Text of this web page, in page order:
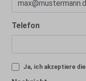
Telefon
Ja, ich akzeptiere die